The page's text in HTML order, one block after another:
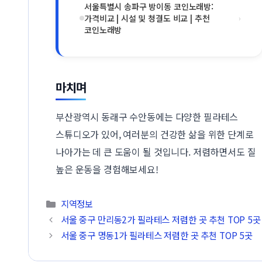
서울특별시 송파구 방이동 코인노래방:
가격비교 | 시설 및 청결도 비교 | 추천
코인노래방
›
마치며
부산광역시 동래구 수안동에는 다양한 필라테스
스튜디오가 있어, 여러분의 건강한 삶을 위한 단계로
나아가는 데 큰 도움이 될 것입니다. 저렴하면서도 질
높은 운동을 경험해보세요!
카테고리
지역정보
서울 중구 만리동2가 필라테스 저렴한 곳 추천 TOP 5곳
서울 중구 명동1가 필라테스 저렴한 곳 추천 TOP 5곳